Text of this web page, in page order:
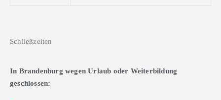
Schließzeiten
In Brandenburg wegen Urlaub oder Weiterbildung
geschlossen: